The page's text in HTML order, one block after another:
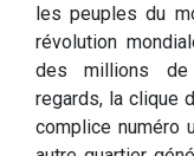
les peuples du
révolution
des millions de
regards, la clique
complice numéro